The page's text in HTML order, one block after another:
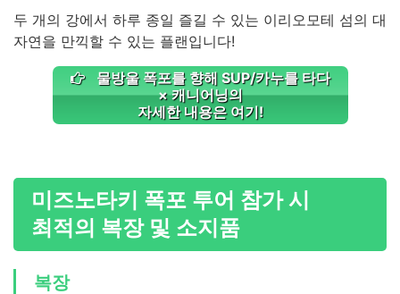
두 개의 강에서 하루 종일 즐길 수 있는 이리오모테 섬의 대
자연을 만끽할 수 있는 플랜입니다!
물방울 폭포를 향해 SUP/카누를 타다
× 캐니어닝의
자세한 내용은 여기!
미즈노타키 폭포 투어 참가 시
최적의 복장 및 소지품
복장